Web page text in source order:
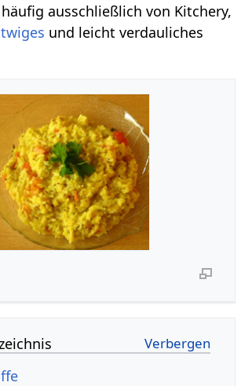
ausschließlich von Kitchery,
und leicht verdauliches